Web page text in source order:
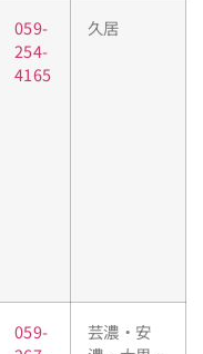
059-
254-
4165
久居
059-
芸濃・安